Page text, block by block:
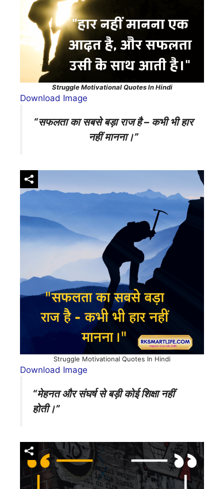
Struggle Motivational Quotes In Hindi
Download Image
“सफलता का सबसे बड़ा राज है – कभी भी हार
नहीं मानना।”
Struggle Motivational Quotes In Hindi
Download Image
“मेहनत और संघर्ष से बड़ी कोई शिक्षा नहीं
होती।”